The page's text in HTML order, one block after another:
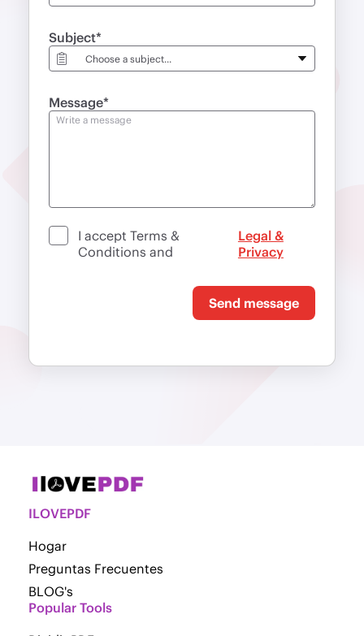
Subject
Message
I accept Terms &
Conditionsand
Legal &
Privacy
Send message
ILOVEPDF
Hogar
Preguntas Frecuentes
BLOG's
Popular Tools